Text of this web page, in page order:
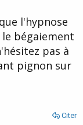
l'hypnose
bégaiement
pas à
pignon sur
Citer